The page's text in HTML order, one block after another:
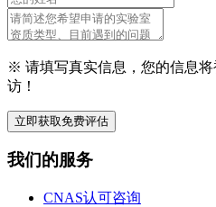
※ 请填写真实信息，您的信息
访！
立即获取免费评估
我们的服务
CNAS认可咨询